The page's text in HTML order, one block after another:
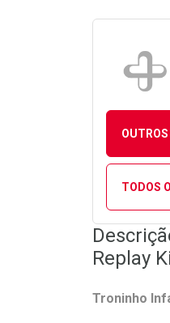
TODOS
Replay
Troninho